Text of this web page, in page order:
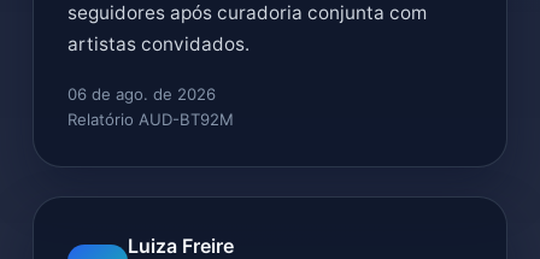
seguidores após curadoria conjunta com
artistas convidados.
06 de ago. de 2026
Relatório AUD-BT92M
Luiza Freire